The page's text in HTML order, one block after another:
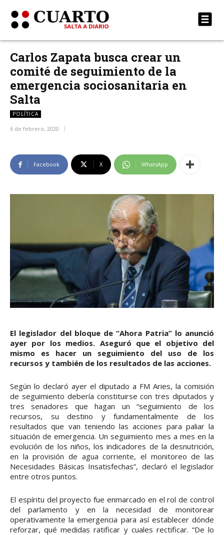
Carlos Zapata busca crear un
comité de seguimiento de la
emergencia sociosanitaria en
Salta
POLÍTICA
6 de febrero, 2020
Facebook X WhatsApp
El legislador del bloque de “Ahora Patria” lo anunció
ayer por los medios. Aseguró que el objetivo del
mismo es hacer un seguimiento del uso de los
recursos y también de los resultados de las acciones.
Según lo declaró ayer el diputado a FM Aries, la comisión
de seguimiento debería constituirse con tres diputados y
tres senadores que hagan un “seguimiento de los
recursos, su destino y fundamentalmente de los
resultados que van teniendo las acciones para paliar la
situación de emergencia. Un seguimiento mes a mes en la
evolución de los niños, los indicadores de la desnutrición,
en la provisión de agua corriente, el monitoreo de las
Necesidades Básicas Insatisfechas”, declaró el legislador
entre otros puntos.
El espíritu del proyecto fue enmarcado en el rol de control
del parlamento y en la necesidad de monitorear
operativamente la emergencia para así establecer dónde
reforzar, qué medidas ratificar y cuales rectificar. “De lo